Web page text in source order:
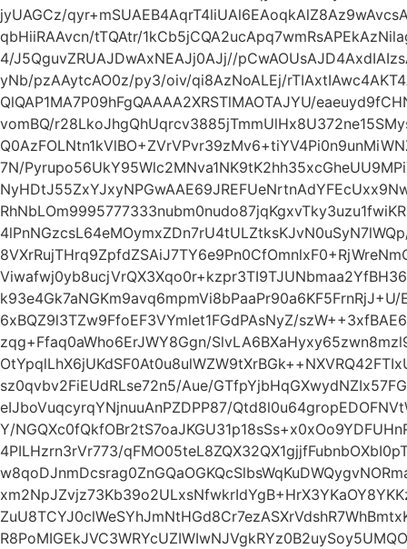
jyUAGCz/
qbHiiRAAvcn/tTQAtr/
4/J5QguvZRUAJDwAxNEAJj0AJj//
yNb/pzAAytcAO0z/py3/oiv/qi8AzNoALEj/
QlQAP1MA7P09hFgQAAAA2XRSTlMAOTAJYU/
vomBQ/
7N/
6xBQZ9l3TZw9FfoEF3VYmlet1FGdPAsNyZ/
zqg+Ffaq0aWho6ErJWY8Ggn/
sz0qvbv2FiEUdRLse72n5/Aue/
eIJboVuqcyrqYNjnuuAnPZDPP87/
Y/
4PILHzrn3rVr773/